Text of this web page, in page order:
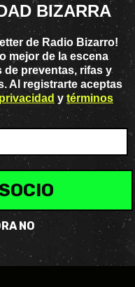
BIZARRA
de Radio Bizarro!
mejor de la escena
de preventas, rifas y
Al registrarte aceptas
privacidad ytérminos
NO